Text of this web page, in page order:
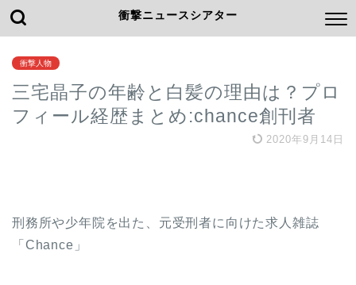
衝撃ニュースシアター
衝撃人物
三宅晶子の年齢と白髪の理由は？プロ
フィール経歴まとめ:chance創刊者
2020年9月14日
刑務所や少年院を出た、元受刑者に向けた求人雑誌
「Chance」